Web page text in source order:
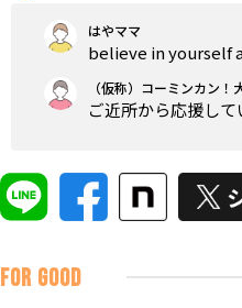
はやママ
believe in yourself
（仮称）コーミンカン！
ご近所から応援して
FOR GOOD